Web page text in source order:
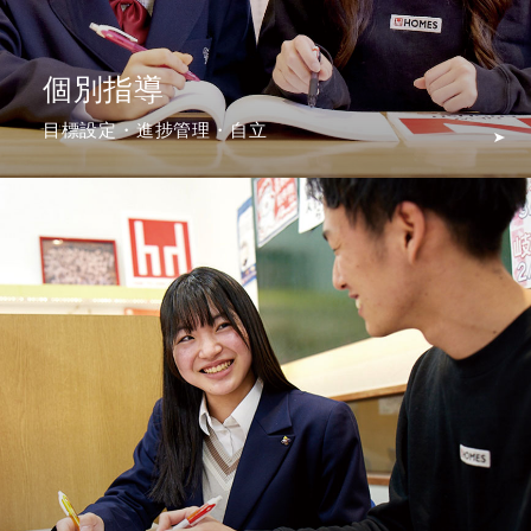
個別指導
目標設定・進捗管理・自立